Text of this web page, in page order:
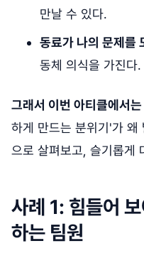
만날 수 있다.
동료가 나의 문제를
동체 의식을 가진다.
그래서 이번 아티클에서는
하게 만드는 분위기'가 왜
으로 살펴보고, 슬기롭게
사례 1: 힘들어
하는 팀원